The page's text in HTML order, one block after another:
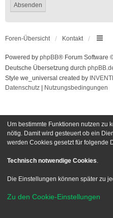
Foren-Übersicht Kontakt
Powered by phpBB® Forum Software
Deutsche Übersetzung durch
Style we_universal created by
Datenschutz
Nutzungsbedingungen
Um bestimmte Funktionen nutzen zu
nötig. Damit wird gesteuert ob ein
werden Cookies gesetzt für folgende
Technisch notwendige Cookies.
Die Einstellungen können später zu
Zu den Cookie-Einstellungen